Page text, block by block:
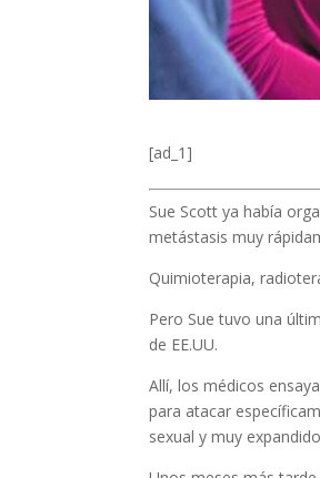
[ad_1]
Sue Scott ya había
metástasis muy
Quimioterapia,
Pero Sue tuvo una
de EE.UU.
Allí, los médicos
para atacar
sexual y muy